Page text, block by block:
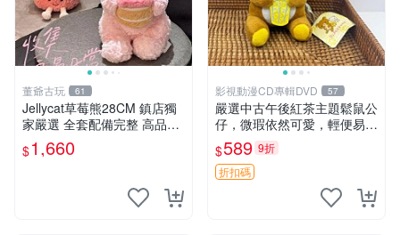
董爺古玩 61
Jellycat草莓熊28CM 鎮店獨
家嚴選 全套配備完整 高品質
收藏好物 紋章 玩具熊 定制熊
$1,660
影視動漫CD專輯DVD 57
嚴選中古午後紅茶主題鬆鼠公
仔，微瑕依然可愛，輕便易運
送 二手收藏推薦 工廠直營 快
遞到府 中古 玩偶 公仔
$589 9折
折扣碼